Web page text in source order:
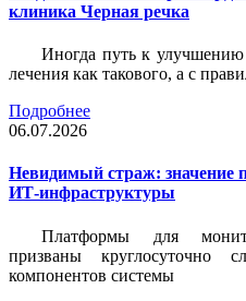
клиника Черная речка
Иногда путь к улучшению
лечения как такового, а с
Подробнее
06.07.2026
Невидимый страж: значение
ИТ-инфраструктуры
Платформы для
призваны круглосуточно
компонентов системы